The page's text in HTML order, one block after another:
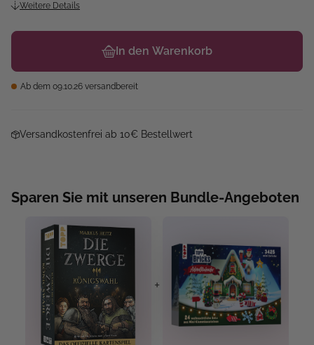
Weitere Details
In den Warenkorb
Ab dem 09.10.26 versandbereit
Versandkostenfrei ab 10€ Bestellwert
Sparen Sie mit unseren Bundle-Angeboten
+